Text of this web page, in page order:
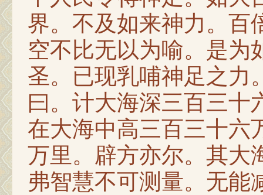
界。不及如来神力。百
空不比无以为喻。是为
圣。已现乳哺神足之力
曰。计大海深三百三十
在大海中高三百三十六
万里。辟方亦尔。其大
弗智慧不可测量。无能